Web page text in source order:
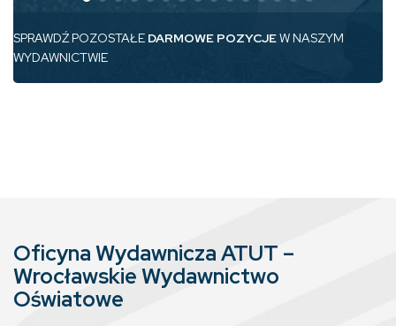
SPRAWDŹ POZOSTAŁE DARMOWE POZYCJEW NASZYM
WYDAWNICTWIE
Oficyna Wydawnicza ATUT –
Wrocławskie Wydawnictwo
Oświatowe